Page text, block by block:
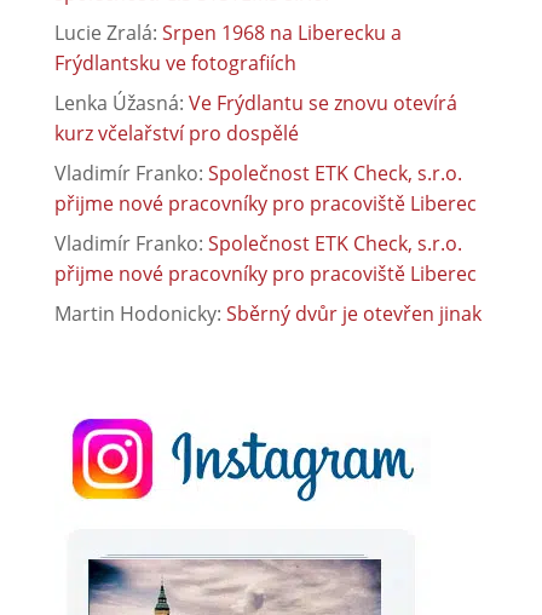
Lucie Zralá: Srpen 1968 na Liberecku a
Frýdlantsku ve fotografiích
Lenka Úžasná: Ve Frýdlantu se znovu otevírá
kurz včelařství pro dospělé
Vladimír Franko: Společnost ETK Check, s.r.o.
přijme nové pracovníky pro pracoviště Liberec
Vladimír Franko: Společnost ETK Check, s.r.o.
přijme nové pracovníky pro pracoviště Liberec
Martin Hodonicky: Sběrný dvůr je otevřen jinak